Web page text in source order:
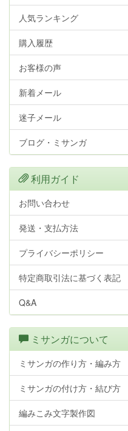
人気ランキング
購入履歴
お客様の声
新着メール
迷子メール
ブログ・ミサンガ
利用ガイド
お問い合わせ
発送・支払方法
プライバシーポリシー
特定商取引法に基づく表記
Q&A
ミサンガについて
ミサンガの作り方・編み方
ミサンガの付け方・結び方
編みこみ文字製作図